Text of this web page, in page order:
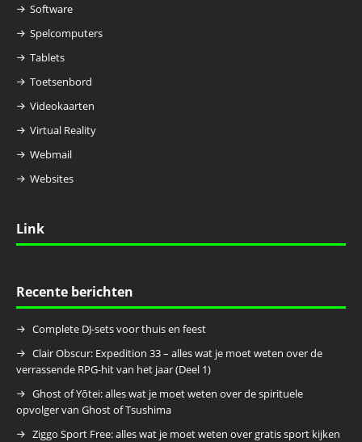
Software
Spelcomputers
Tablets
Toetsenbord
Videokaarten
Virtual Reality
Webmail
Websites
Link
Recente berichten
Complete DJ-sets voor thuis en feest
Clair Obscur: Expedition 33 – alles wat je moet weten over de
verrassende RPG-hit van het jaar (Deel 1)
Ghost of Yōtei: alles wat je moet weten over de spirituele
opvolger van Ghost of Tsushima
Ziggo Sport Free: alles wat je moet weten over gratis sport kijken